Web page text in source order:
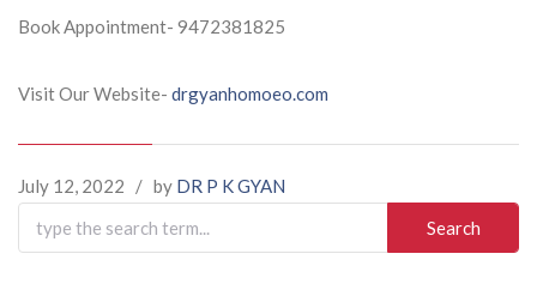
Book Appointment- 9472381825
Visit Our Website- drgyanhomoeo.com
July 12, 2022 / by DR P K GYAN
Search
for: